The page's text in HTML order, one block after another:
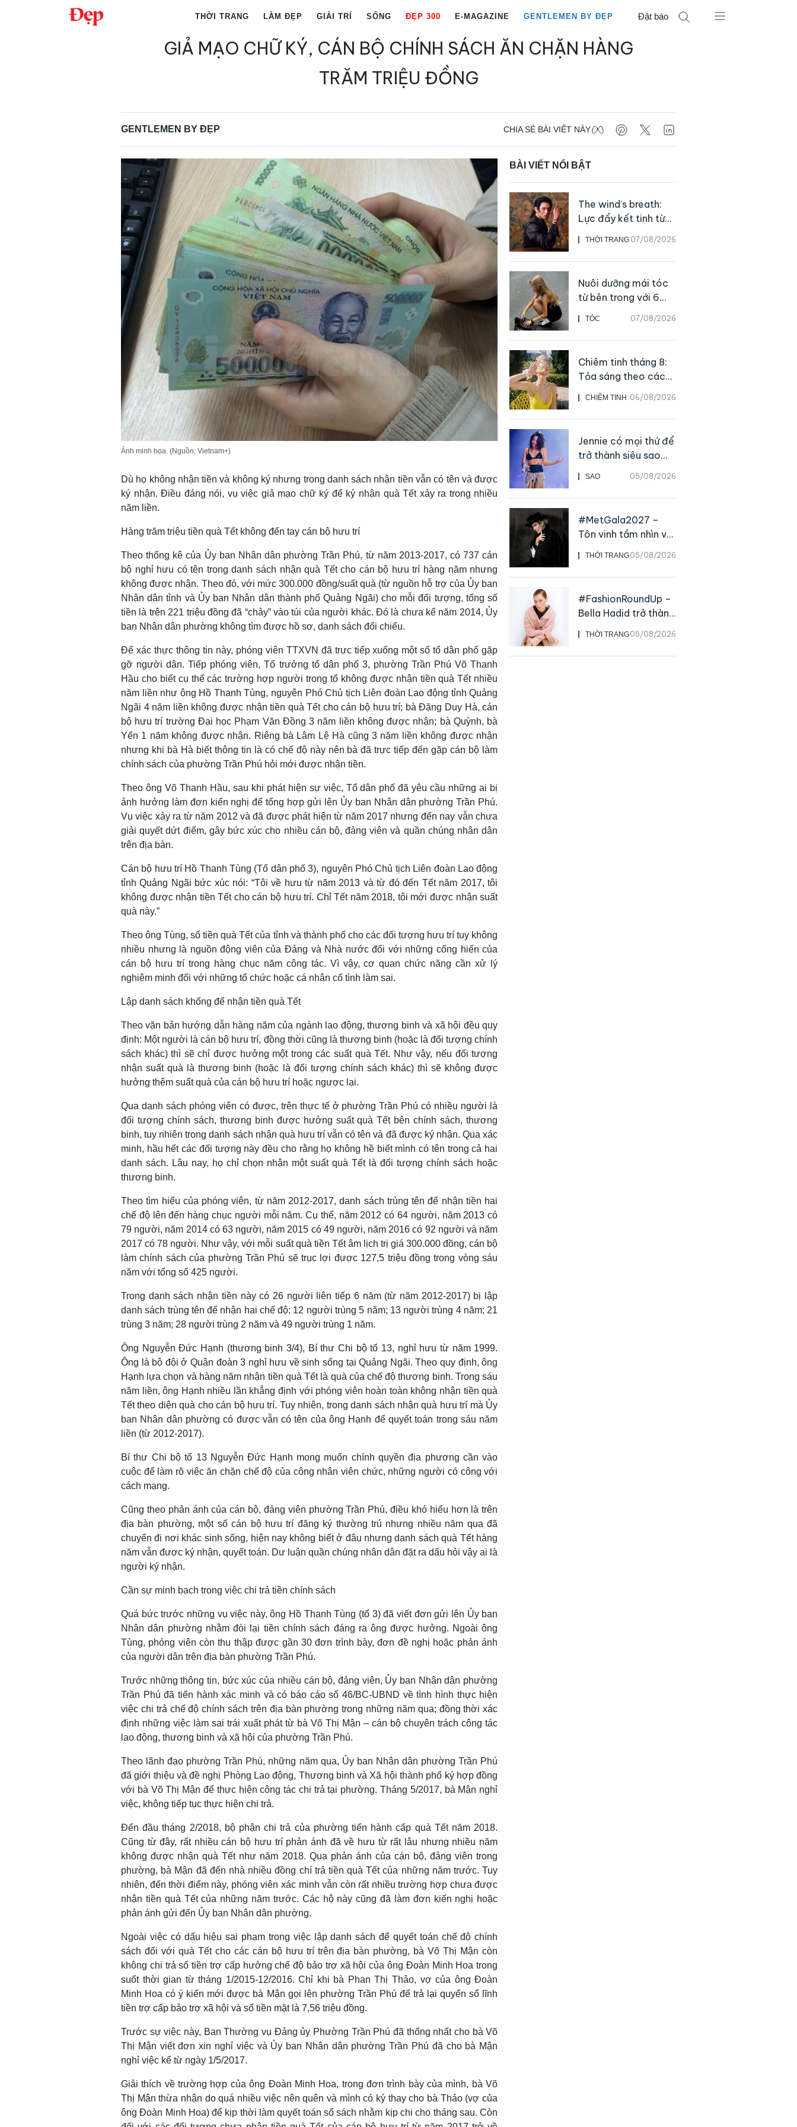
THỜI TRANG LÀM ĐẸP GIẢI TRÍ SỐNG ĐẸP 300 E-MAGAZINE GENTLEMEN BY ĐẸP Đặt báo
GIẢ MẠO CHỮ KÝ, CÁN BỘ CHÍNH SÁCH ĂN CHẶN HÀNG
TRĂM TRIỆU ĐỒNG
GENTLEMEN BY ĐẸP CHIA SẺ BÀI VIẾT NÀY
Ảnh minh họa. (Nguồn: Vietnam+)
Dù họ không nhận tiền và không ký nhưng trong danh sách nhận tiền vẫn có tên và được
ký nhận. Điều đáng nói, vụ việc giả mạo chữ ký để ký nhận quà Tết xảy ra trong nhiều
năm liền.
Hàng trăm triệu tiền quà Tết không đến tay cán bộ hưu trí
Theo thống kê của Ủy ban Nhân dân phường Trần Phú, từ năm 2013-2017, có 737 cán
bộ nghỉ hưu có tên trong danh sách nhận quà Tết cho cán bộ hưu trí hàng năm nhưng
không được nhận. Theo đó, với mức 300.000 đồng/suất quà (từ nguồn hỗ trợ của Ủy ban
Nhân dân tỉnh và Ủy ban Nhân dân thành phố Quảng Ngãi) cho mỗi đối tượng, tổng số
tiền là trên 221 triệu đồng đã “chảy” vào túi của người khác. Đó là chưa kể năm 2014, Ủy
ban Nhân dân phường không tìm được hồ sơ, danh sách đối chiếu.
Để xác thực thông tin này, phóng viên TTXVN đã trực tiếp xuống một số tổ dân phố gặp
gỡ người dân. Tiếp phóng viên, Tổ trưởng tổ dân phố 3, phường Trần Phú Võ Thanh
Hầu cho biết cụ thể các trường hợp người trong tổ không được nhận tiền quà Tết nhiều
năm liền như ông Hồ Thanh Tùng, nguyên Phó Chủ tịch Liên đoàn Lao động tỉnh Quảng
Ngãi 4 năm liền không được nhận tiền quà Tết cho cán bộ hưu trí; bà Đặng Duy Hà, cán
bộ hưu trí trường Đại học Phạm Văn Đồng 3 năm liền không được nhận; bà Quỳnh, bà
Yến 1 năm không được nhận. Riêng bà Lâm Lệ Hà cũng 3 năm liền không được nhận
nhưng khi bà Hà biết thông tin là có chế độ này nên bà đã trực tiếp đến gặp cán bộ làm
chính sách của phường Trần Phú hỏi mới được nhận tiền.
Theo ông Võ Thanh Hầu, sau khi phát hiện sự việc, Tổ dân phố đã yêu cầu những ai bị
ảnh hưởng làm đơn kiến nghị để tổng hợp gửi lên Ủy ban Nhân dân phường Trần Phú.
Vụ việc xảy ra từ năm 2012 và đã được phát hiện từ năm 2017 nhưng đến nay vẫn chưa
giải quyết dứt điểm, gây bức xúc cho nhiều cán bộ, đảng viên và quần chúng nhân dân
trên địa bàn.
Cán bộ hưu trí Hồ Thanh Tùng (Tổ dân phố 3), nguyên Phó Chủ tịch Liên đoàn Lao động
tỉnh Quảng Ngãi bức xúc nói: “Tôi về hưu từ năm 2013 và từ đó đến Tết năm 2017, tôi
không được nhận tiền Tết cho cán bộ hưu trí. Chỉ Tết năm 2018, tôi mới được nhận suất
quà này.”
Theo ông Tùng, số tiền quà Tết của tỉnh và thành phố cho các đối tượng hưu trí tuy không
nhiều nhưng là nguồn động viên của Đảng và Nhà nước đối với những cống hiến của
cán bộ hưu trí trong hàng chục năm công tác. Vì vậy, cơ quan chức năng cần xử lý
nghiêm minh đối với những tổ chức hoặc cá nhân cố tình làm sai.
Lập danh sách khống để nhận tiền quà Tết
Theo văn bản hướng dẫn hàng năm của ngành lao động, thương binh và xã hội đều quy
định: Một người là cán bộ hưu trí, đồng thời cũng là thương binh (hoặc là đối tượng chính
sách khác) thì sẽ chỉ được hưởng một trong các suất quà Tết. Như vậy, nếu đối tượng
nhận suất quà là thương binh (hoặc là đối tượng chính sách khác) thì sẽ không được
hưởng thêm suất quà của cán bộ hưu trí hoặc ngược lại.
Qua danh sách phóng viên có được, trên thực tế ở phường Trần Phú có nhiều người là
đối tượng chính sách, thương binh được hưởng suất quà Tết bên chính sách, thương
binh, tuy nhiên trong danh sách nhận quà hưu trí vẫn có tên và đã được ký nhận. Qua xác
minh, hầu hết các đối tượng này đều cho rằng họ không hề biết mình có tên trong cả hai
danh sách. Lâu nay, họ chỉ chọn nhận một suất quà Tết là đối tượng chính sách hoặc
thương binh.
Theo tìm hiểu của phóng viên, từ năm 2012-2017, danh sách trùng tên để nhận tiền hai
chế độ lên đến hàng chục người mỗi năm. Cụ thể, năm 2012 có 64 người, năm 2013 có
79 người, năm 2014 có 63 người, năm 2015 có 49 người, năm 2016 có 92 người và năm
2017 có 78 người. Như vậy, với mỗi suất quà tiền Tết âm lịch trị giá 300.000 đồng, cán bộ
làm chính sách của phường Trần Phú sẽ trục lợi được 127,5 triệu đồng trong vòng sáu
năm với tổng số 425 người.
Trong danh sách nhận tiền này có 26 người liên tiếp 6 năm (từ năm 2012-2017) bị lập
danh sách trùng tên để nhận hai chế độ; 12 người trùng 5 năm; 13 người trùng 4 năm; 21
trùng 3 năm; 28 người trùng 2 năm và 49 người trùng 1 năm.
Ông Nguyễn Đức Hạnh (thương binh 3/4), Bí thư Chi bộ tổ 13, nghỉ hưu từ năm 1999.
Ông là bộ đội ở Quân đoàn 3 nghỉ hưu về sinh sống tại Quảng Ngãi. Theo quy định, ông
Hạnh lựa chọn và hàng năm nhận tiền quà Tết là quà của chế độ thương binh. Trong sáu
năm liền, ông Hạnh nhiều lần khẳng định với phóng viên hoàn toàn không nhận tiền quà
Tết theo diện quà cho cán bộ hưu trí. Tuy nhiên, trong danh sách nhận quà hưu trí mà Ủy
ban Nhân dân phường có được vẫn có tên của ông Hạnh để quyết toán trong sáu năm
liền (từ 2012-2017).
Bí thư Chi bộ tổ 13 Nguyễn Đức Hạnh mong muốn chính quyền địa phương cần vào
cuộc để làm rõ việc ăn chặn chế độ của công nhân viên chức, những người có công với
cách mạng.
Cũng theo phản ánh của cán bộ, đảng viên phường Trần Phú, điều khó hiểu hơn là trên
địa bàn phường, một số cán bộ hưu trí đăng ký thường trú nhưng nhiều năm qua đã
chuyển đi nơi khác sinh sống, hiện nay không biết ở đâu nhưng danh sách quà Tết hàng
năm vẫn được ký nhận, quyết toán. Dư luận quần chúng nhân dân đặt ra dấu hỏi vậy ai là
người ký nhận.
Cần sự minh bạch trong việc chi trả tiền chính sách
Quá bức trước những vụ việc này, ông Hồ Thanh Tùng (tổ 3) đã viết đơn gửi lên Ủy ban
Nhân dân phường nhằm đòi lại tiền chính sách đáng ra ông được hưởng. Ngoài ông
Tùng, phóng viên còn thu thập được gần 30 đơn trình bày, đơn đề nghị hoặc phản ánh
của người dân trên địa bàn phường Trần Phú.
Trước những thông tin, bức xúc của nhiều cán bộ, đảng viên, Ủy ban Nhân dân phường
Trần Phú đã tiến hành xác minh và có báo cáo số 46/BC-UBND về tình hình thực hiện
việc chi trả chế độ chính sách trên địa bàn phường trong những năm qua; đồng thời xác
định những việc làm sai trái xuất phát từ bà Võ Thị Mận – cán bộ chuyên trách công tác
lao động, thương binh và xã hội của phường Trần Phú.
Theo lãnh đạo phường Trần Phú, những năm qua, Ủy ban Nhân dân phường Trần Phú
đã giới thiệu và đề nghị Phòng Lao động, Thương binh và Xã hội thành phố ký hợp đồng
với bà Võ Thị Mận để thực hiện công tác chi trả tại phường. Tháng 5/2017, bà Mận nghỉ
việc, không tiếp tục thực hiện chi trả.
Đến đầu tháng 2/2018, bộ phận chi trả của phường tiến hành cấp quà Tết năm 2018.
Cũng từ đây, rất nhiều cán bộ hưu trí phản ánh đã về hưu từ rất lâu nhưng nhiều năm
không được nhận quà Tết như năm 2018. Qua phản ánh của cán bộ, đảng viên trong
phường, bà Mận đã đến nhà nhiều đồng chí trả tiền quà Tết của những năm trước. Tuy
nhiên, đến thời điểm này, phóng viên xác minh vẫn còn rất nhiều trường hợp chưa được
nhận tiền quà Tết của những năm trước. Các hộ này cũng đã làm đơn kiến nghị hoặc
phản ánh gửi đến Ủy ban Nhân dân phường.
Ngoài việc có dấu hiệu sai phạm trong việc lập danh sách để quyết toán chế độ chính
sách đối với quà Tết cho các cán bộ hưu trí trên địa bàn phường, bà Võ Thị Mận còn
không chi trả số tiền trợ cấp hưởng chế độ bảo trợ xã hội của ông Đoàn Minh Hoa trong
suốt thời gian từ tháng 1/2015-12/2016. Chỉ khi bà Phan Thị Thảo, vợ của ông Đoàn
Minh Hoa có ý kiến mới được bà Mận gọi lên phường Trần Phú để trả lại quyển sổ lĩnh
tiền trợ cấp bảo trợ xã hội và số tiền mặt là 7,56 triệu đồng.
Trước sự việc này, Ban Thường vụ Đảng ủy Phường Trần Phú đã thống nhất cho bà Võ
Thị Mận viết đơn xin nghỉ việc và Ủy ban Nhân dân phường Trần Phú đã cho bà Mận
nghỉ việc kể từ ngày 1/5/2017.
Giải thích về trường hợp của ông Đoàn Minh Hoa, trong đơn trình bày của mình, bà Võ
Thị Mận thừa nhận do quá nhiều việc nên quên và mình có ký thay cho bà Thảo (vợ của
ông Đoàn Minh Hoa) để kịp thời làm quyết toán sổ sách nhằm kịp chi cho tháng sau. Còn
BÀI VIẾT NỔI BẬT
THỜI TRANG 07/08/2026
The wind’s breath:
Lực đẩy kết tinh từ
sự kiên định
TÓC 07/08/2026
Nuôi dưỡng mái tóc
từ bên trong với 6
thực phẩm giàu
dưỡng chất
CHIÊM TINH 06/08/2026
Chiêm tinh tháng 8:
Tỏa sáng theo cách
của chính mình
SAO 05/08/2026
Jennie có mọi thứ để
trở thành siêu sao
live
THỜI TRANG05/08/2026
#MetGala2027 –
Tôn vinh tầm nhìn và
sức ảnh hưởng sâu
rộng của NTK John
Galliano
THỜI TRANG05/08/2026
#FashionRoundUp –
Bella Hadid trở thành
Đại sứ Toàn cầu của
Prada Beauty,
CHANEL mua lại